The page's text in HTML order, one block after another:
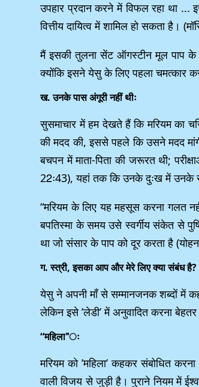
उपहार प्रदान करने में विफल रहा था ...
वित्तीय दायित्व में शामिल हो सकता है।
मैं इसकी तुलना सेंट ऑगस्टीन मूल पाप के
क्योंकि इसने येसु के लिए पहला चमत्कार
ख. उनके पास अंगूरी नहीं थीः
सुसमाचार में हम देखते हैं कि मरियम का
की मदद की, इससे पहले कि उसने मदद
बचपन में माता-पिता की जरूरत थी;
22ः43), यहां तक कि उनके दुःख में उनके
“मरियम के लिए यह महसूस करना गलत
बपतिस्मा के समय उसे स्वर्गीय संकेत से
था जो संसार के पाप को दूर करता है
ग. स्त्री, इसका आप और मेरे लिए क्या संबंध है?
येसु ने अपनी माँ से सम्मानजनक शब्दों में
लेकिन इसे ’लेडी’ में अनुवादित करना
“महिला”ः
मरियम को ’महिला’ कहकर संबोधित
वाली विजय से जुड़ी है। पुराने नियम में